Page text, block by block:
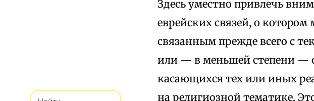
Здесь уместно привлечь
еврейских связей, о
связанным прежде всего с
или — в меньшей степени —
касающихся тех или иных
на религиозной тематике.